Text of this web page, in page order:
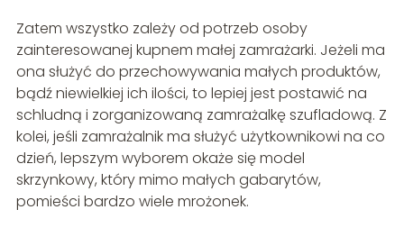
Zatem wszystko zależy od potrzeb osoby
zainteresowanej kupnem małej zamrażarki. Jeżeli ma
ona służyć do przechowywania małych produktów,
bądź niewielkiej ich ilości, to lepiej jest postawić na
schludną i zorganizowaną zamrażalkę szufladową. Z
kolei, jeśli zamrażalnik ma służyć użytkownikowi na co
dzień, lepszym wyborem okaże się model
skrzynkowy, który mimo małych gabarytów,
pomieści bardzo wiele mrożonek.